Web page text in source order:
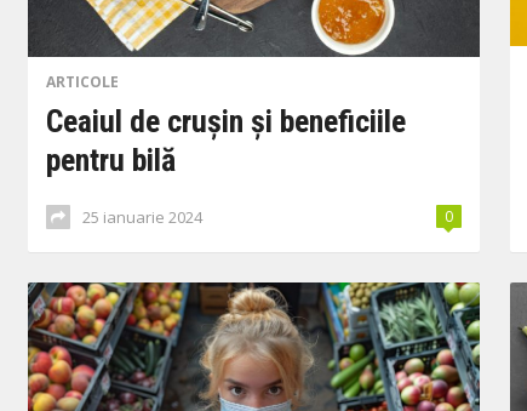
ARTICOLE
Ceaiul de crușin și beneficiile
pentru bilă
25 ianuarie 2024 0